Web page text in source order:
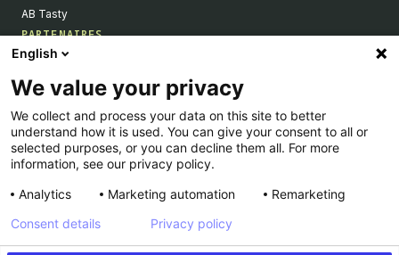
AB Tasty
PARTENAIRES
Devenir partenaires
Liste de nos intégrations
Agences Partenaires
English
We value your privacy
We collect and process your data on this site to better
understand how it is used. You can give your consent to all or
selected purposes, or you can decline them all. For more
information, see our privacy policy.
Analytics
Marketing automation
Remarketing
Consent details
Privacy policy